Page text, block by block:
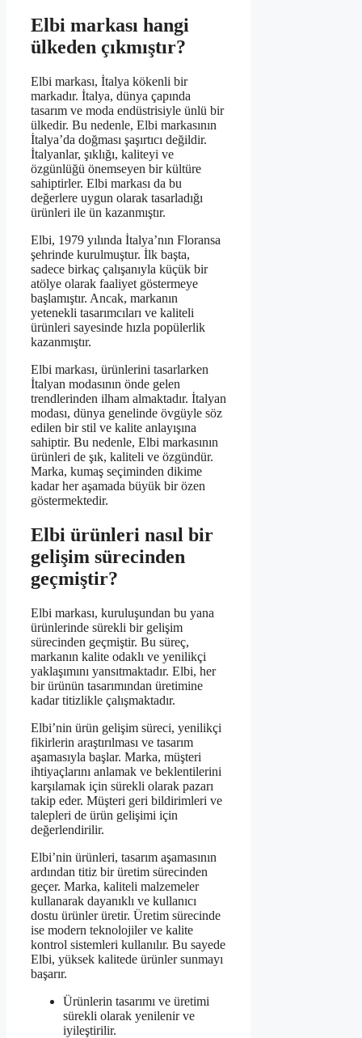
Elbi markası hangi
ülkeden çıkmıştır?
Elbi markası, İtalya kökenli bir
markadır. İtalya, dünya çapında
tasarım ve moda endüstrisiyle ünlü bir
ülkedir. Bu nedenle, Elbi markasının
İtalya’da doğması şaşırtıcı değildir.
İtalyanlar, şıklığı, kaliteyi ve
özgünlüğü önemseyen bir kültüre
sahiptirler. Elbi markası da bu
değerlere uygun olarak tasarladığı
ürünleri ile ün kazanmıştır.
Elbi, 1979 yılında İtalya’nın Floransa
şehrinde kurulmuştur. İlk başta,
sadece birkaç çalışanıyla küçük bir
atölye olarak faaliyet göstermeye
başlamıştır. Ancak, markanın
yetenekli tasarımcıları ve kaliteli
ürünleri sayesinde hızla popülerlik
kazanmıştır.
Elbi markası, ürünlerini tasarlarken
İtalyan modasının önde gelen
trendlerinden ilham almaktadır. İtalyan
modası, dünya genelinde övgüyle söz
edilen bir stil ve kalite anlayışına
sahiptir. Bu nedenle, Elbi markasının
ürünleri de şık, kaliteli ve özgündür.
Marka, kumaş seçiminden dikime
kadar her aşamada büyük bir özen
göstermektedir.
Elbi ürünleri nasıl bir
gelişim sürecinden
geçmiştir?
Elbi markası, kuruluşundan bu yana
ürünlerinde sürekli bir gelişim
sürecinden geçmiştir. Bu süreç,
markanın kalite odaklı ve yenilikçi
yaklaşımını yansıtmaktadır. Elbi, her
bir ürünün tasarımından üretimine
kadar titizlikle çalışmaktadır.
Elbi’nin ürün gelişim süreci, yenilikçi
fikirlerin araştırılması ve tasarım
aşamasıyla başlar. Marka, müşteri
ihtiyaçlarını anlamak ve beklentilerini
karşılamak için sürekli olarak pazarı
takip eder. Müşteri geri bildirimleri ve
talepleri de ürün gelişimi için
değerlendirilir.
Elbi’nin ürünleri, tasarım aşamasının
ardından titiz bir üretim sürecinden
geçer. Marka, kaliteli malzemeler
kullanarak dayanıklı ve kullanıcı
dostu ürünler üretir. Üretim sürecinde
ise modern teknolojiler ve kalite
kontrol sistemleri kullanılır. Bu sayede
Elbi, yüksek kalitede ürünler sunmayı
başarır.
Ürünlerin tasarımı ve üretimi
sürekli olarak yenilenir ve
iyileştirilir.